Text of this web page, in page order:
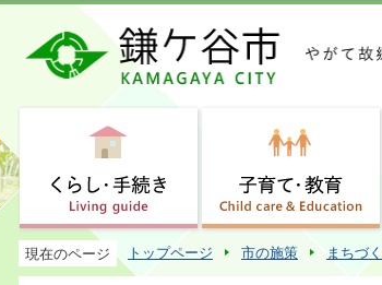
現在のページ トップページ 市の施策 まちづ